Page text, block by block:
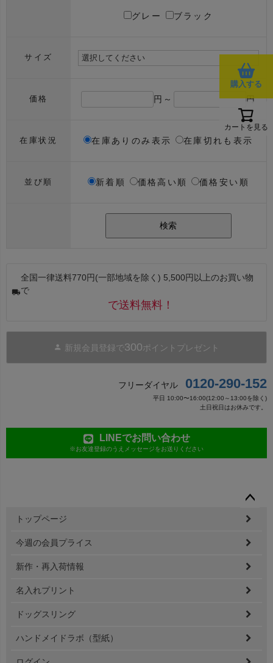
購入する
カートを見る
グレー ブラック
サイズ
価格 円～ 円
在庫状況 在庫ありのみ表示 在庫切れも表示
並び順 新着順 価格高い順 価格安い順
検索
全国一律送料770円(一部地域を除く) 5,500円以上のお買い物
で
で送料無料！
新規会員登録で300ポイントプレゼント
フリーダイヤル 0120-290-152
平日 10:00〜16:00(12:00～13:00を除く)
土日祝日はお休みです。
LINEでお問い合わせ
※お友達登録のうえメッセージをお送りください
ペー
ップ
トップページ
今週の会員プライス
新作・再入荷情報
名入れプリント
ドッグスリング
ハンドメイドラボ（型紙）